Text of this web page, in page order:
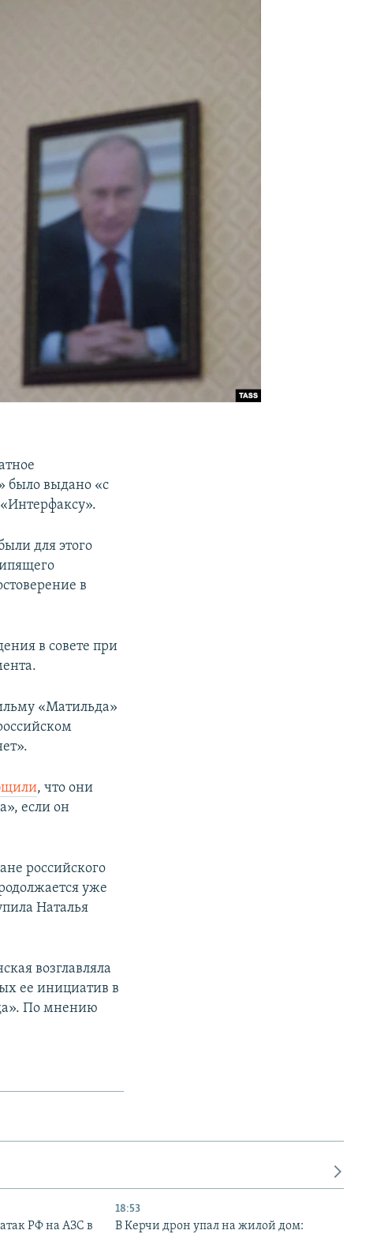
было выдано «с
для этого
в
в совете при
«Матильда»
, что они
если он
российского
уже
Наталья
возглавляла
ее инициатив в
По мнению
РФ на АЗС в
18:53
В Керчи дрон упал на жилой дом: